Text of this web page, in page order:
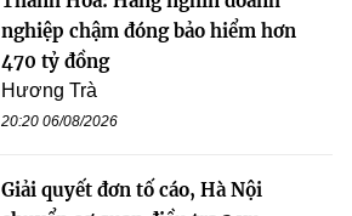
nghiệp chậm đóng bảo hiểm hơn
470 tỷ đồng
Hương Trà
20:20 06/08/2026
Giải quyết đơn tố cáo, Hà Nội